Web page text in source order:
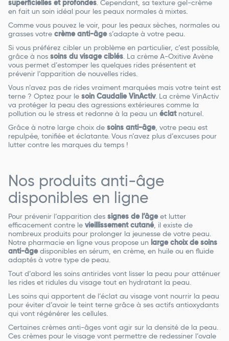
superficielles et profondes. Cependant, sa texture gel-crème
en fait un soin idéal pour les peaux normales à mixtes.
Comme vous pouvez le voir, pour les peaux sèches, normales ou
grasses votre crème anti-âges’adapte à votre peau.
Si vous préférez cibler un problème en particulier, c’est possible,
grâce à nos soins du visage ciblés. La crème A-Oxitive Avène
vous permet d’estomper les quelques rides présentent et
prévenir l’apparition de nouvelles rides.
Vous n’avez pas de rides vraiment marquées mais votre teint est
terne ? Optez pour le soin Caudalie VinActiv. La crème VinActiv
va protéger la peau des agressions extérieures comme la
pollution ou le stress et redonne à la peau un éclatnaturel.
Grâce à notre large choix de soins anti-âge, votre peau est
repulpée, tonifiée et éclatante. Vous n’avez plus d’excuses pour
lutter contre les marques du temps !
Nos produits anti-âge
disponibles en ligne
Pour prévenir l’apparition des signes de l’âgeet lutter
efficacement contre le vieillissement cutané, il existe de
nombreux produits pour prolonger la jeunesse de votre peau.
Notre pharmacie en ligne vous propose un large choix de soins
anti-âgedisponibles en sérum, en crème, en huile ou en fluide
adaptés à votre type de peau.
Tout d’abord les soins antirides vont lisser la peau pour atténuer
les rides et ridules du visage tout en hydratant la peau.
Les soins qui apportent de l’éclat au visage vont nourrir la peau
pour éviter d’avoir le teint terne grâce à ses actifs antioxydants
qui vont régénérer les cellules.
Certaines crèmes anti-âges vont agir sur la densité de la peau.
Ces crèmes pour le visage vont permettre de redessiner l’ovale